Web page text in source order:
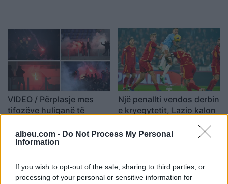
albeu.com - Do Not Process My Personal
Information
If you wish to opt-out of the sale, sharing to third parties, or
processing of your personal or sensitive information for
VIDEO / Përplasje mes
tifozëve huliganë të
21:32 / 10/01/2024
Një penallti vendos derbin
e kryeqytetit, Lazio kalon
së Italisë
schedule 20:15 / 10/01/2024